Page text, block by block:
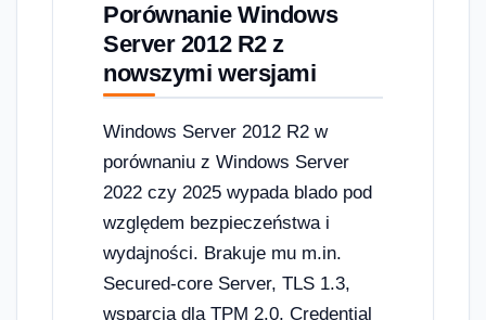
Porównanie Windows
Server 2012 R2 z
nowszymi wersjami
Windows Server 2012 R2 w
porównaniu z Windows Server
2022 czy 2025 wypada blado pod
względem bezpieczeństwa i
wydajności. Brakuje mu m.in.
Secured-core Server, TLS 1.3,
wsparcia dla TPM 2.0, Credential